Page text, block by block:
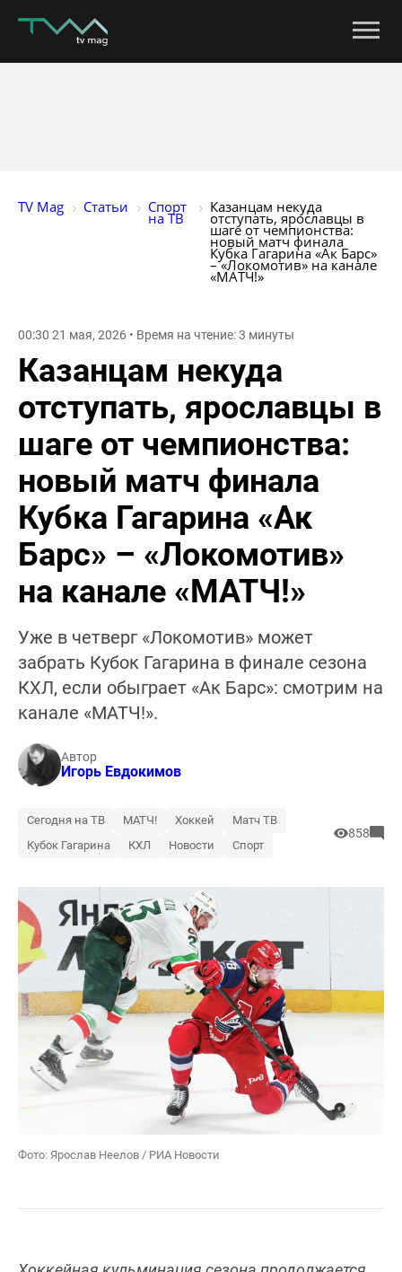
TV Mag Статьи Спорт
на ТВ
Казанцам некуда
отступать, ярославцы в
шаге от чемпионства:
новый матч финала
Кубка Гагарина «Ак Барс»
– «Локомотив» на канале
«МАТЧ!»
00:30 21 мая, 2026 • Время на чтение: 3 минуты
Казанцам некуда
отступать, ярославцы в
шаге от чемпионства:
новый матч финала
Кубка Гагарина «Ак
Барс» – «Локомотив»
на канале «МАТЧ!»
Уже в четверг «Локомотив» может
забрать Кубок Гагарина в финале сезона
КХЛ, если обыграет «Ак Барс»: смотрим на
канале «МАТЧ!».
Автор
Игорь Евдокимов
Сегодня на ТВ МАТЧ! Хоккей
Матч ТВ
Кубок Гагарина
КХЛ Новости Спорт
858
Фото: Ярослав Неелов / РИА Новости